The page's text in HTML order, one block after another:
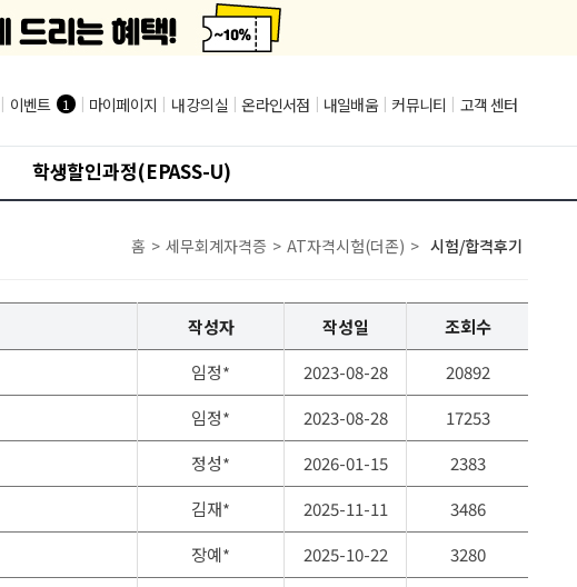
| 이벤트 1 | 마이페이지 | 내 강의실 | 온라인서점 | 내일배움 | 커뮤니티 | 고객 센터
학생할인과정(EPASS-U)
홈 > 세무회계자격증 > AT자격시험(더존) > 시험/합격후기
작성자 작성일
조회수
임정* 2023-08-28
20892
임정* 2023-08-28
17253
정성* 2026-01-15
2383
김재* 2025-11-11
3486
장예* 2025-10-22
3280